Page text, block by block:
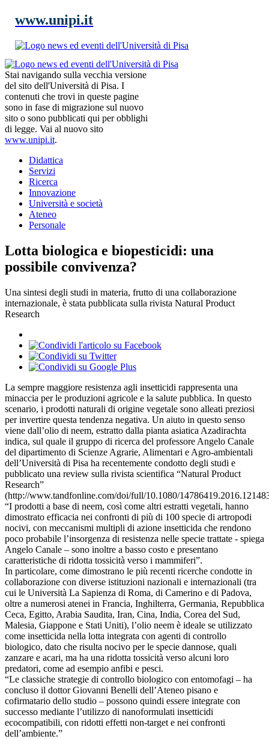
www.unipi.it
Stai navigando sulla vecchia versione
del sito dell'Università di Pisa. I
contenuti che trovi in queste pagine
sono in fase di migrazione sul nuovo
sito o sono pubblicati qui per obblighi
di legge. Vai al nuovo sito
www.unipi.it.
Didattica
Servizi
Ricerca
Innovazione
Università e società
Ateneo
Personale
Lotta biologica e biopesticidi: una
possibile convivenza?
Una sintesi degli studi in materia, frutto di una collaborazione
internazionale, è stata pubblicata sulla rivista Natural Product
Research
La sempre maggiore resistenza agli insetticidi rappresenta una
minaccia per le produzioni agricole e la salute pubblica. In questo
scenario, i prodotti naturali di origine vegetale sono alleati preziosi
per invertire questa tendenza negativa. Un aiuto in questo senso
viene dall’olio di neem, estratto dalla pianta asiatica Azadirachta
indica, sul quale il gruppo di ricerca del professore Angelo Canale
del dipartimento di Scienze Agrarie, Alimentari e Agro-ambientali
dell’Università di Pisa ha recentemente condotto degli studi e
pubblicato una review sulla rivista scientifica “Natural Product
Research”
(http://www.tandfonline.com/doi/full/10.1080/
“I prodotti a base di neem, così come altri estratti vegetali, hanno
dimostrato efficacia nei confronti di più di 100 specie di artropodi
nocivi, con meccanismi multipli di azione insetticida che rendono
poco probabile l’insorgenza di resistenza nelle specie trattate - spiega
Angelo Canale – sono inoltre a basso costo e presentano
caratteristiche di ridotta tossicità verso i mammiferi”.
In particolare, come dimostrano le più recenti ricerche condotte in
collaborazione con diverse istituzioni nazionali e internazionali (tra
cui le Università La Sapienza di Roma, di Camerino e di Padova,
oltre a numerosi atenei in Francia, Inghilterra, Germania, Repubblica
Ceca, Egitto, Arabia Saudita, Iran, Cina, India, Corea del Sud,
Malesia, Giappone e Stati Uniti), l’olio neem è ideale se utilizzato
come insetticida nella lotta integrata con agenti di controllo
biologico, dato che risulta nocivo per le specie dannose, quali
zanzare e acari, ma ha una ridotta tossicità verso alcuni loro
predatori, come ad esempio anfibi e pesci.
“Le classiche strategie di controllo biologico con entomofagi – ha
concluso il dottor Giovanni Benelli dell’Ateneo pisano e
cofirmatario dello studio – possono quindi essere integrate con
successo mediante l’utilizzo di nanoformulati insetticidi
ecocompatibili, con ridotti effetti non-target e nei confronti
dell’ambiente.”